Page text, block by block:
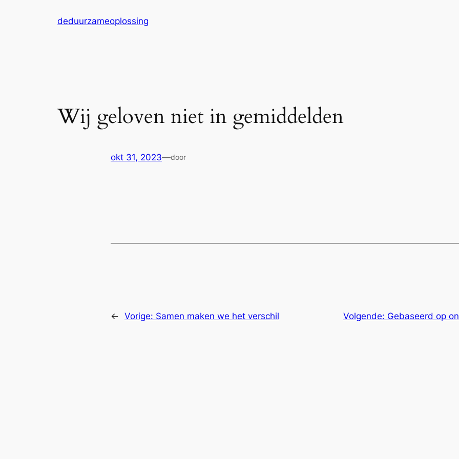
deduurzameoplossing
Wij geloven niet in gemiddelden
okt 31, 2023—door
← Vorige: Samen maken we het verschil Volgende: Gebaseerd op